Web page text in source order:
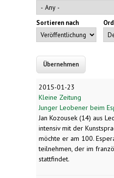
Sortieren nach
2015-01-23
Kleine Zeitung
Junger Leobener beim
Jan Kozousek (14) aus
intensiv mit der
möchte er am 100.
teilnehmen, der im
stattfindet.